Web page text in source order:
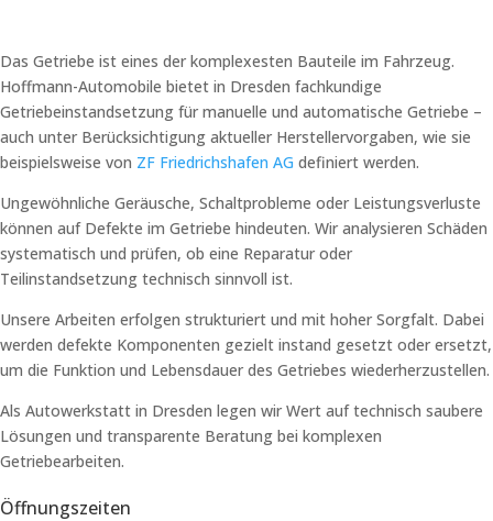
Das Getriebe ist eines der komplexesten Bauteile im Fahrzeug.
Hoffmann-Automobile bietet in Dresden fachkundige
Getriebeinstandsetzung für manuelle und automatische Getriebe –
auch unter Berücksichtigung aktueller Herstellervorgaben, wie sie
beispielsweise von ZF Friedrichshafen AG definiert werden.
Ungewöhnliche Geräusche, Schaltprobleme oder Leistungsverluste
können auf Defekte im Getriebe hindeuten. Wir analysieren Schäden
systematisch und prüfen, ob eine Reparatur oder
Teilinstandsetzung technisch sinnvoll ist.
Unsere Arbeiten erfolgen strukturiert und mit hoher Sorgfalt. Dabei
werden defekte Komponenten gezielt instand gesetzt oder ersetzt,
um die Funktion und Lebensdauer des Getriebes wiederherzustellen.
Als Autowerkstatt in Dresden legen wir Wert auf technisch saubere
Lösungen und transparente Beratung bei komplexen
Getriebearbeiten.
Öffnungszeiten